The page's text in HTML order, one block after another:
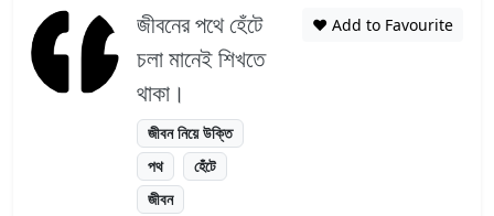
জীবনের পথে হেঁটে
চলা মানেই শিখতে
থাকা।
জীবন নিয়ে উক্তি
পথ
হেঁটে
জীবন
❤️ Add to Favourite